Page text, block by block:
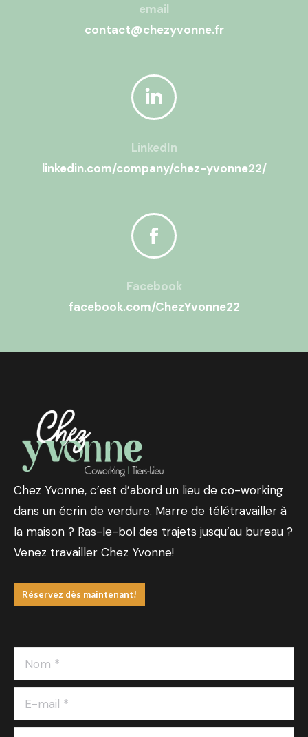
email
contact@chezyvonne.fr
LinkedIn
linkedin.com/company/chez-yvonne22/
Facebook
facebook.com/ChezYvonne22
Chez Yvonne, c’est d’abord un lieu de co-working
dans un écrin de verdure. Marre de télétravailler à
la maison ? Ras-le-bol des trajets jusqu’au bureau ?
Venez travailler Chez Yvonne!
Réservez dès maintenant!
Nom *
E-mail *